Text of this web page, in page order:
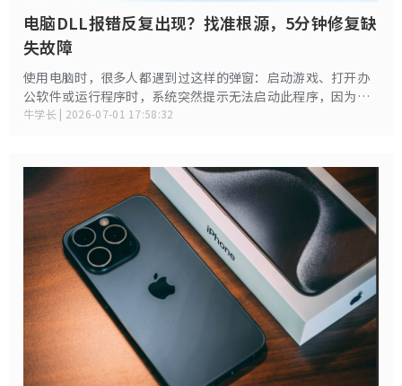
电脑DLL报错反复出现？找准根源，5分钟修复缺
失故障
使用电脑时，很多人都遇到过这样的弹窗：启动游戏、打开办
公软件或运行程序时，系统突然提示无法启动此程序，因为计
算机中丢失XXX.dll找不到指定的DLL文件，导致程序直接打不
牛学长 | 2026-07-01 17:58:32